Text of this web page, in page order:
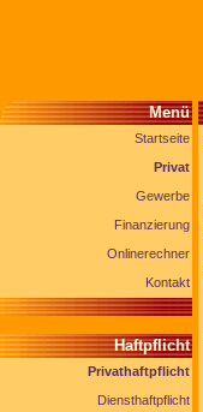
Menü
Startseite
Privat
Gewerbe
Finanzierung
Onlinerechner
Kontakt
Haftpflicht
Privathaftpflicht
Diensthaftpflicht